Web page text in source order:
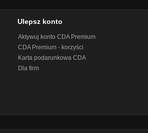
Ulepsz konto
Aktywuj konto CDA Premium
CDA Premium - korzyści
Karta podarunkowa CDA
Dla firm